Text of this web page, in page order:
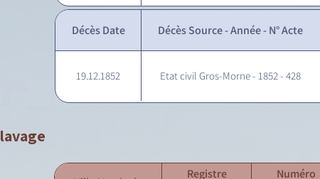
Décès Date Décès Source - Année - N° Acte
19.12.1852 Etat civil Gros-Morne - 1852 - 428
Registre
Numéro